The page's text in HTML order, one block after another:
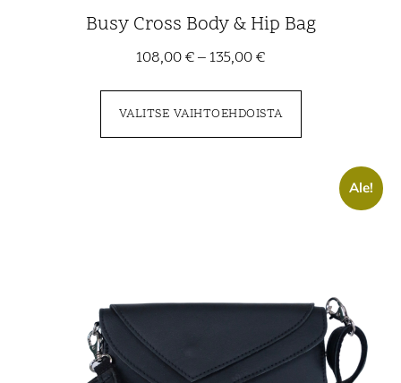
Busy Cross Body & Hip Bag
108,00€– 135,00€
VALITSE VAIHTOEHDOISTA
Ale!